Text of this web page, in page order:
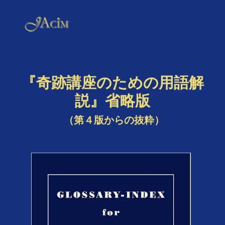
『奇跡講座のための用語解
説』省略版
（第４版からの抜粋）